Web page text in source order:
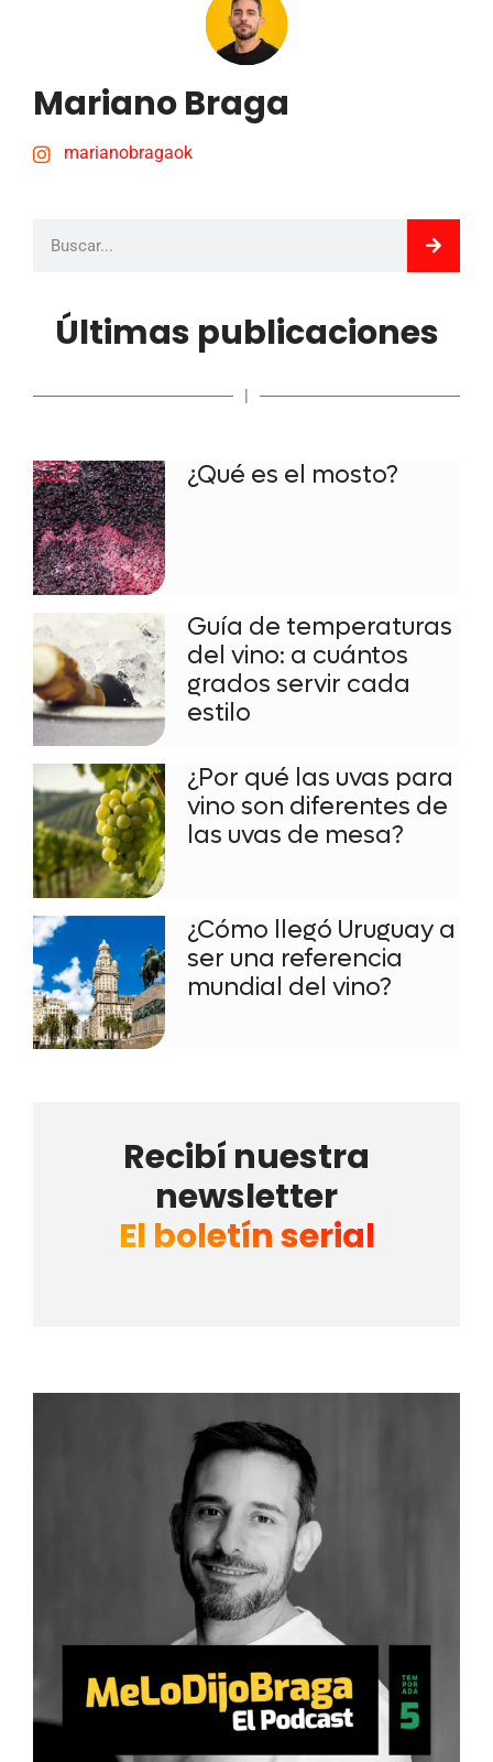
Mariano Braga
marianobragaok
Últimas publicaciones
¿Qué es el mosto?
Guía de temperaturas
del vino: a cuántos
grados servir cada
estilo
¿Por qué las uvas para
vino son diferentes de
las uvas de mesa?
¿Cómo llegó Uruguay a
ser una referencia
mundial del vino?
Recibí nuestra
newsletter
El boletín serial